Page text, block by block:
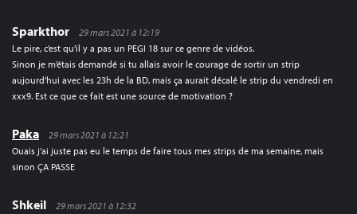
Sparkthor
29 mars 2021 à 12:19
Le pire, c’est qu’il y a pas un PEGI 18 sur ce genre de vidéos.
Sinon je m’étais demandé si tu allais avoir le courage de sortir un strip
aujourd’hui avec les 23h de la BD, mais ça aurait décalé le strip du vendredi en
xxx9. Est ce que ce fait est une source de motivation ?
Paka
29 mars 2021 à 12:21
Ouais j’ai juste pas eu le temps de faire tous mes strips de ma semaine, mais
sinon ÇA PASSE
Shkeil
29 mars 2021 à 12:32